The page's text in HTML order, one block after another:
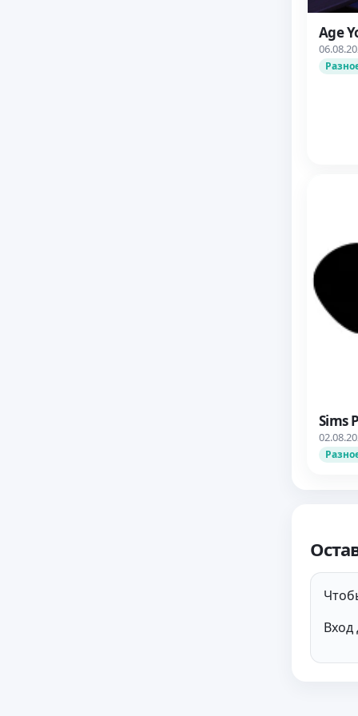
Age
Sims
Вход